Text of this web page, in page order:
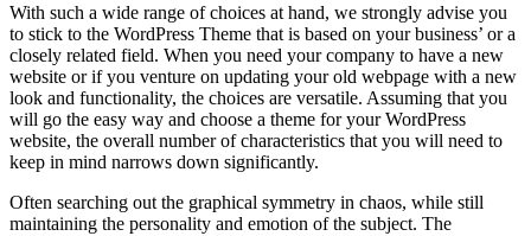
With such a wide range of choices at hand, we strongly advise you
to stick to the WordPress Theme that is based on your business’ or a
closely related field. When you need your company to have a new
website or if you venture on updating your old webpage with a new
look and functionality, the choices are versatile. Assuming that you
will go the easy way and choose a theme for your WordPress
website, the overall number of characteristics that you will need to
keep in mind narrows down significantly.
Often searching out the graphical symmetry in chaos, while still
maintaining the personality and emotion of the subject. The